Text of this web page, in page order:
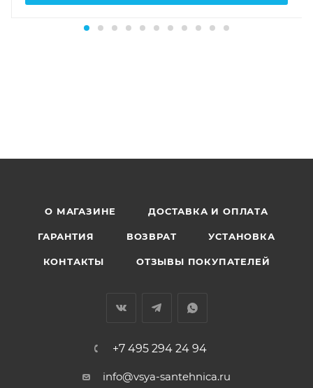
О МАГАЗИНЕ ДОСТАВКА И ОПЛАТА
ГАРАНТИЯ ВОЗВРАТ УСТАНОВКА
КОНТАКТЫ ОТЗЫВЫ ПОКУПАТЕЛЕЙ
+7 495 294 24 94
info@vsya-santehnica.ru